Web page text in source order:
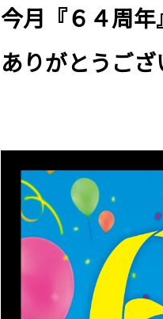
今月『６４周
ありがとうござ